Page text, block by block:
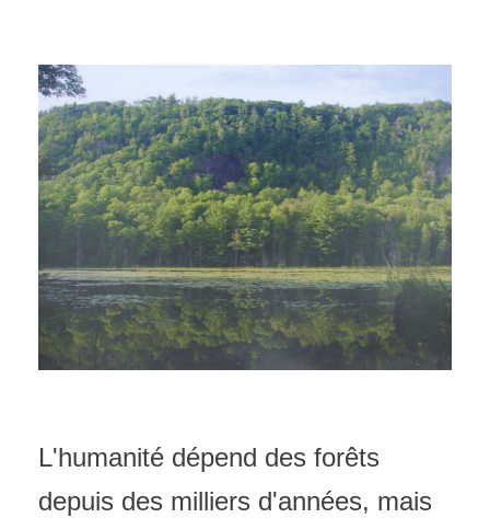
L'humanité dépend des forêts
depuis des milliers d'années, mais